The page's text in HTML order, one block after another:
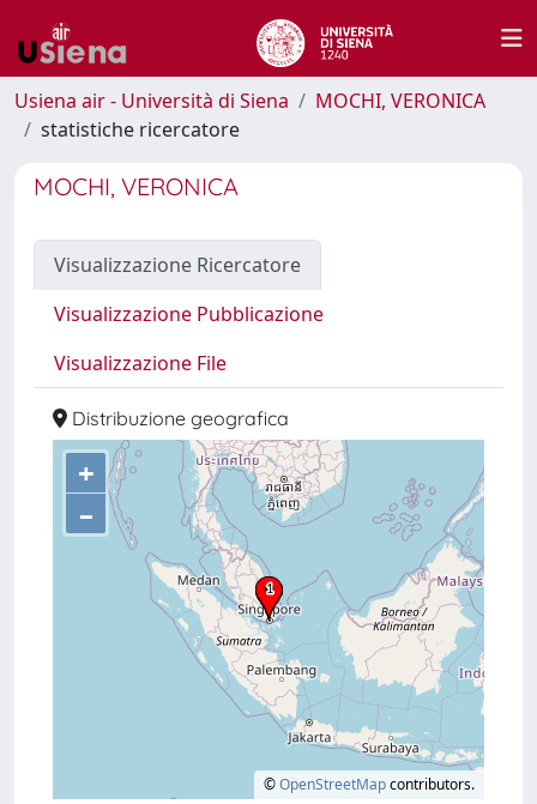
Usiena air - Università di Siena
MOCHI, VERONICA
statistiche ricercatore
MOCHI, VERONICA
Visualizzazione Ricercatore
Visualizzazione Pubblicazione
Visualizzazione File
Distribuzione geografica
+
–
©OpenStreetMapcontributors.